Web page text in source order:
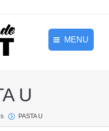
MENU
U
PASTA U